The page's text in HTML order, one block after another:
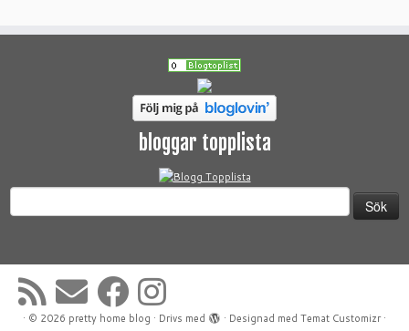
bloggar topplista
Sök
efter:
· © 2026 pretty home blog · Drivs med · Designad med Temat Customizr·